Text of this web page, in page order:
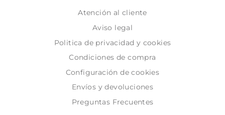
Atención al cliente
Aviso legal
Politica de privacidad y cookies
Condiciones de compra
Configuración de cookies
Envíos y devoluciones
Preguntas Frecuentes